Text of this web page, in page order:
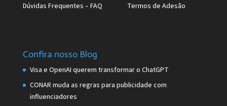
Dúvidas Frequentes – FAQ Termos de Adesão
Confira nosso Blog
Visa e OpenAI querem transformar o ChatGPT
CONAR muda as regras para publicidade com
influenciadores